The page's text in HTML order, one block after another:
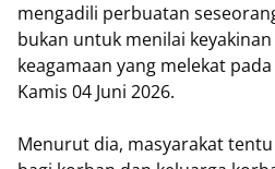
mengadili perbuatan
bukan untuk menilai
keagamaan yang melekat
Kamis 04 Juni 2026.
Menurut dia, masyarakat